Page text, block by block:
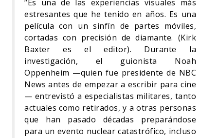
“Es una de las experiencias visuales más
estresantes que he tenido en años. Es una
película con un sinfín de partes móviles,
cortadas con precisión de diamante. (Kirk
Baxter es el editor). Durante la
investigación, el guionista Noah
Oppenheim —quien fue presidente de NBC
News antes de empezar a escribir para cine
— entrevistó a especialistas militares, tanto
actuales como retirados, y a otras personas
que han pasado décadas preparándose
para un evento nuclear catastrófico, incluso